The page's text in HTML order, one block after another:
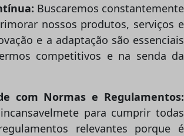
Buscaremos constantemente
nossos produtos, serviços e
e a adaptação são essenciais
competitivos e na senda da
com Normas e Regulamentos:
para cumprir todas
relevantes porque é